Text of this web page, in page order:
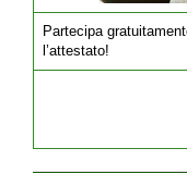
Partecipa
l’attestato!